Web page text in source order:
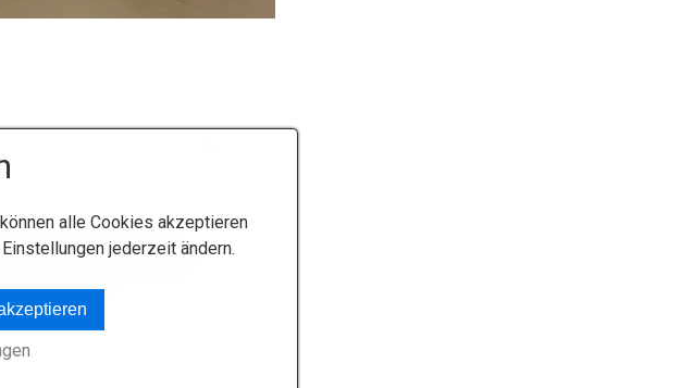
AGB
PFAFF
alle Cookies akzeptieren
jederzeit ändern.